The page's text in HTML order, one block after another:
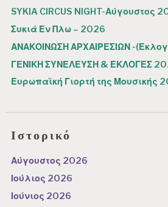
SYKIA CIRCUS NIGHT-Αύγουστος
Συκιά Εν Πλω – 2026
ΑΝΑΚΟΙΝΩΣΗ ΑΡΧΑΙΡΕΣΙΩΝ -
ΓΕΝΙΚΗ ΣΥΝΕΛΕΥΣΗ & ΕΚΛΟΓΕΣ
Ευρωπαϊκή Γιορτή της Μουσικής
Ιστορικό
Αύγουστος 2026
Ιούλιος 2026
Ιούνιος 2026